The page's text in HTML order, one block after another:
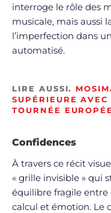
interroge le rôle des
musicale, mais aussi
l’imperfection dans
automatisé.
LIRE AUSSI.
SUPÉRIEURE
TOURNÉE
Confidences
À travers ce récit
« grille invisible » qui
équilibre fragile entre
calcul et émotion. Le